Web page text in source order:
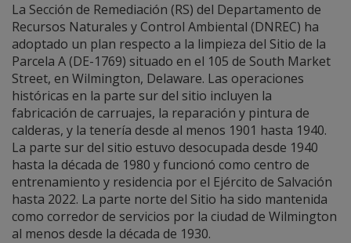
La Sección de Remediación (RS) del Departamento de
Recursos Naturales y Control Ambiental (DNREC) ha
adoptado un plan respecto a la limpieza del Sitio de la
Parcela A (DE-1769) situado en el 105 de South Market
Street, en Wilmington, Delaware. Las operaciones
históricas en la parte sur del sitio incluyen la
fabricación de carruajes, la reparación y pintura de
calderas, y la tenería desde al menos 1901 hasta 1940.
La parte sur del sitio estuvo desocupada desde 1940
hasta la década de 1980 y funcionó como centro de
entrenamiento y residencia por el Ejército de Salvación
hasta 2022. La parte norte del Sitio ha sido mantenida
como corredor de servicios por la ciudad de Wilmington
al menos desde la década de 1930.